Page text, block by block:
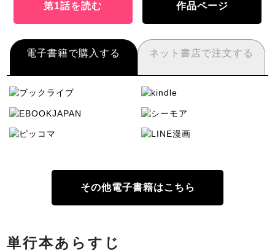
第1話を読む 作品ページ
電子書籍で購入する ネット書店で注文する
その他電子書籍はこちら
単行本あらすじ